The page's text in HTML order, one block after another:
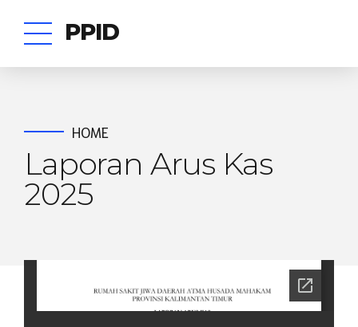
PPID
HOME
Laporan Arus Kas
2025